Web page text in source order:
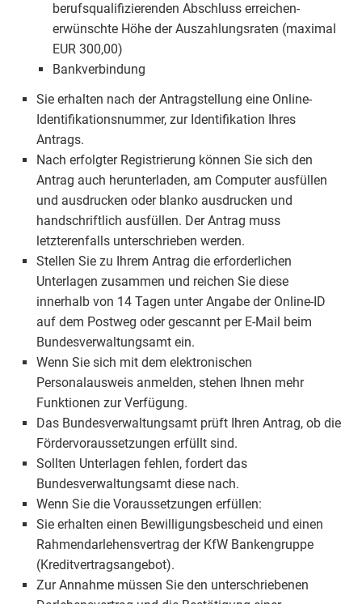
berufsqualifizierenden Abschluss erreichen-
erwünschte Höhe der Auszahlungsraten (maximal
EUR 300,00)
Bankverbindung
Sie erhalten nach der Antragstellung eine Online-
Identifikationsnummer, zur Identifikation Ihres
Antrags.
Nach erfolgter Registrierung können Sie sich den
Antrag auch herunterladen, am Computer ausfüllen
und ausdrucken oder blanko ausdrucken und
handschriftlich ausfüllen. Der Antrag muss
letzterenfalls unterschrieben werden.
Stellen Sie zu Ihrem Antrag die erforderlichen
Unterlagen zusammen und reichen Sie diese
innerhalb von 14 Tagen unter Angabe der Online-ID
auf dem Postweg oder gescannt per E-Mail beim
Bundesverwaltungsamt ein.
Wenn Sie sich mit dem elektronischen
Personalausweis anmelden, stehen Ihnen mehr
Funktionen zur Verfügung.
Das Bundesverwaltungsamt prüft Ihren Antrag, ob die
Fördervoraussetzungen erfüllt sind.
Sollten Unterlagen fehlen, fordert das
Bundesverwaltungsamt diese nach.
Wenn Sie die Voraussetzungen erfüllen:
Sie erhalten einen Bewilligungsbescheid und einen
Rahmendarlehensvertrag der KfW Bankengruppe
(Kreditvertragsangebot).
Zur Annahme müssen Sie den unterschriebenen